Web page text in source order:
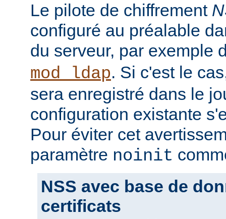
Le pilote de chiffrement
configuré au préalable
du serveur, par exemple
mod_ldap. Si c'est le
sera enregistré dans le
configuration existante
Pour éviter cet
paramètre noinit
NSS avec base de
certificats